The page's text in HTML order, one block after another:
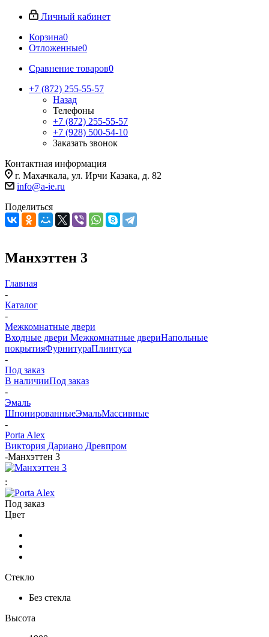
Личный кабинет
Корзина0
Отложенные0
Сравнение товаров0
+7 (872) 255-55-57
Назад
Телефоны
+7 (872) 255-55-57
+7 (928) 500-54-10
Заказать звонок
Контактная информация
г. Махачкала, ул. Ирчи Казака, д. 82
info@a-ie.ru
Поделиться
Манхэттен 3
Главная
-
Каталог
-
Межкомнатные двери
Входные двери Межкомнатные двериНапольные
покрытияФурнитураПлинтуса
-
Под заказ
В наличииПод заказ
-
Эмаль
ШпонированныеЭмальМассивные
-
Porta Alex
Виктория Дариано Древпром
-Манхэттен 3
:
Под заказ
Цвет
Стекло
Без стекла
Высота